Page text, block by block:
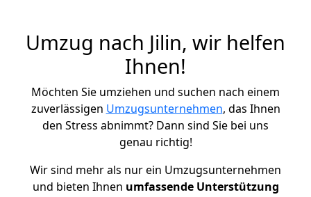
Umzug nach Jilin, wir helfen
Ihnen!
Möchten Sie umziehen und suchen nach einem
zuverlässigen Umzugsunternehmen, das Ihnen
den Stress abnimmt? Dann sind Sie bei uns
genau richtig!
Wir sind mehr als nur ein Umzugsunternehmen
und bieten Ihnen umfassende Unterstützung